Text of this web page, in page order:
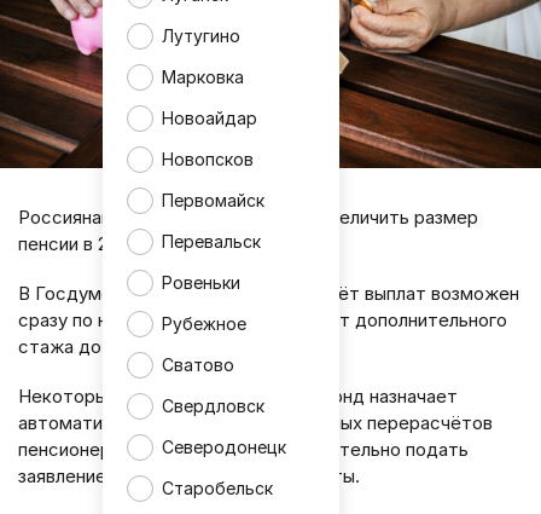
Лутугино
Марковка
Новоайдар
Новопсков
Первомайск
Перевальск
Ровеньки
Рубежное
Сватово
Свердловск
Северодонецк
Старобельск
Россиянам объяснили, как можно увеличить размер
пенсии в 2026 году.
В Госдуме напомнили, что перерасчёт выплат возможен
сразу по нескольким основаниям - от дополнительного
стажа до социальных доплат.
Некоторые надбавки Социальный фонд назначает
автоматически, однако для отдельных перерасчётов
пенсионерам необходимо самостоятельно подать
заявление и предоставить документы.